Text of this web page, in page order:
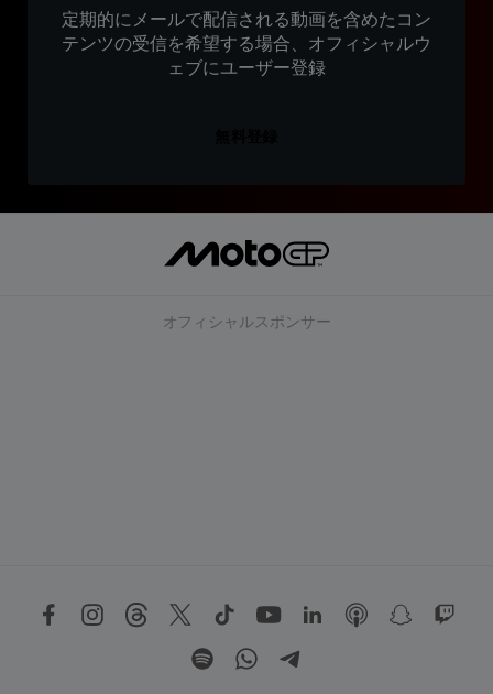
定期的にメールで配信される動画を含めたコン
テンツの受信を希望する場合、オフィシャルウ
ェブにユーザー登録
オフィシャルスポンサー